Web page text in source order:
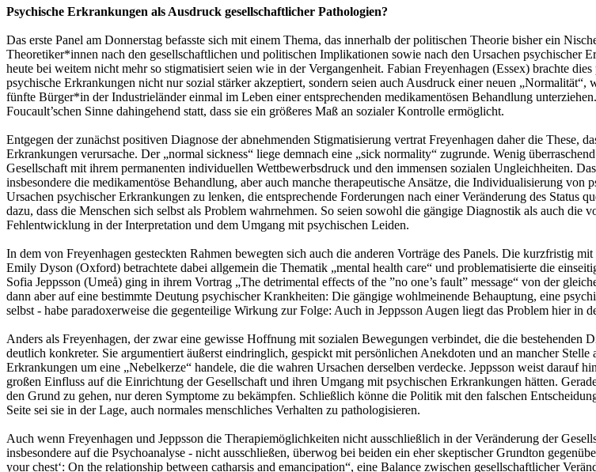
Psychische Erkrankungen als Ausdruck gesellschaftlicher Pathologien?
Das erste Panel am Donnerstag befasste sich mit einem Thema, das innerhalb der politischen Theorie bisher ein
Theoretiker*innen nach den gesellschaftlichen und politischen Implikationen sowie nach den Ursachen psychischer
heute bei weitem nicht mehr so stigmatisiert seien wie in der Vergangenheit. Fabian Freyenhagen (Essex) brachte
psychische Erkrankungen nicht nur sozial stärker akzeptiert, sondern seien auch Ausdruck einer neuen
fünfte Bürger*in der Industrieländer einmal im Leben einer entsprechenden medikamentösen Behandlung
Foucault’schen Sinne dahingehend statt, dass sie ein größeres Maß an sozialer Kontrolle ermöglicht.
Entgegen der zunächst positiven Diagnose der abnehmenden Stigmatisierung vertrat Freyenhagen daher die These,
Erkrankungen verursache. Der „normal sickness“ liege demnach eine „sick normality“ zugrunde. Wenig
Gesellschaft mit ihrem permanenten individuellen Wettbewerbsdruck und den immensen sozialen Ungleichheiten.
insbesondere die medikamentöse Behandlung, aber auch manche therapeutische Ansätze, die Individualisierung
Ursachen psychischer Erkrankungen zu lenken, die entsprechende Forderungen nach einer Veränderung des
dazu, dass die Menschen sich selbst als Problem wahrnehmen. So seien sowohl die gängige Diagnostik als auch die
Fehlentwicklung in der Interpretation und dem Umgang mit psychischen Leiden.
In dem von Freyenhagen gesteckten Rahmen bewegten sich auch die anderen Vorträge des Panels. Die kurzfristig
Emily Dyson (Oxford) betrachtete dabei allgemein die Thematik „mental health care“ und problematisierte die
Sofia Jeppsson (Umeå) ging in ihrem Vortrag „The detrimental effects of the ”no one’s fault” message“ von der
dann aber auf eine bestimmte Deutung psychischer Krankheiten: Die gängige wohlmeinende Behauptung, eine
selbst - habe paradoxerweise die gegenteilige Wirkung zur Folge: Auch in Jeppsson Augen liegt das Problem hier in
Anders als Freyenhagen, der zwar eine gewisse Hoffnung mit sozialen Bewegungen verbindet, die die bestehenden
deutlich konkreter. Sie argumentiert äußerst eindringlich, gespickt mit persönlichen Anekdoten und an mancher
Erkrankungen um eine „Nebelkerze“ handele, die die wahren Ursachen derselben verdecke. Jeppsson weist darauf
großen Einfluss auf die Einrichtung der Gesellschaft und ihren Umgang mit psychischen Erkrankungen hätten.
den Grund zu gehen, nur deren Symptome zu bekämpfen. Schließlich könne die Politik mit den falschen
Seite sei sie in der Lage, auch normales menschliches Verhalten zu pathologisieren.
Auch wenn Freyenhagen und Jeppsson die Therapiemöglichkeiten nicht ausschließlich in der Veränderung der
insbesondere auf die Psychoanalyse - nicht ausschließen, überwog bei beiden ein eher skeptischer Grundton
your chest‘: On the relationship between catharsis and emancipation“, eine Balance zwischen gesellschaftlicher